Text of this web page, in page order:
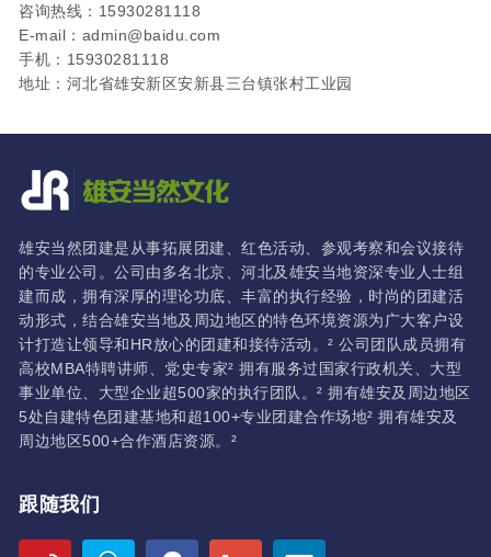
咨询热线：15930281118
E-mail：admin@baidu.com
手机：15930281118
地址：河北省雄安新区安新县三台镇张村工业园
雄安当然团建是从事拓展团建、红色活动、参观考察和会议接待
的专业公司。公司由多名北京、河北及雄安当地资深专业人士组
建而成，拥有深厚的理论功底、丰富的执行经验，时尚的团建活
动形式，结合雄安当地及周边地区的特色环境资源为广大客户设
计打造让领导和HR放心的团建和接待活动。² 公司团队成员拥有
高校MBA特聘讲师、党史专家² 拥有服务过国家行政机关、大型
事业单位、大型企业超500家的执行团队。² 拥有雄安及周边地区
5处自建特色团建基地和超100+专业团建合作场地² 拥有雄安及
周边地区500+合作酒店资源。²
跟随我们